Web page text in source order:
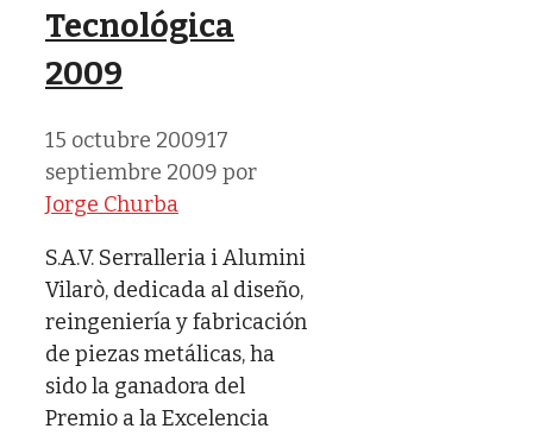
Tecnológica
2009
15 octubre 200917
septiembre 2009 por
Jorge Churba
S.A.V. Serralleria i Alumini
Vilarò, dedicada al diseño,
reingeniería y fabricación
de piezas metálicas, ha
sido la ganadora del
Premio a la Excelencia